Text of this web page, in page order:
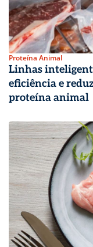
Proteína Animal
Linhas
eficiência e
proteína animal